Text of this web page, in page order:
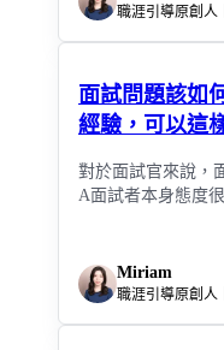
面試問題該如
經驗，可以這
對於面試官來說，
A面試者本身態度
Miriam